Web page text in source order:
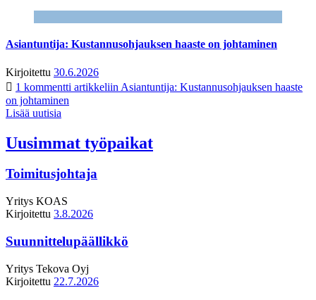
Asiantuntija: Kustannusohjauksen haaste on johtaminen
Kirjoitettu 30.6.2026
1 kommentti artikkeliin Asiantuntija: Kustannusohjauksen haaste
on johtaminen
Lisää uutisia
Uusimmat työpaikat
Toimitusjohtaja
Yritys KOAS
Kirjoitettu 3.8.2026
Suunnittelupäällikkö
Yritys Tekova Oyj
Kirjoitettu 22.7.2026